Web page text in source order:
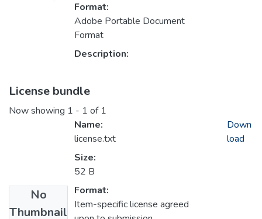
Format:
Adobe Portable Document
Format
Description:
License bundle
Now showing 1 - 1 of 1
No
Thumbnail
Name:
license.txt
Size:
52 B
Format:
Item-specific license agreed
Down
load